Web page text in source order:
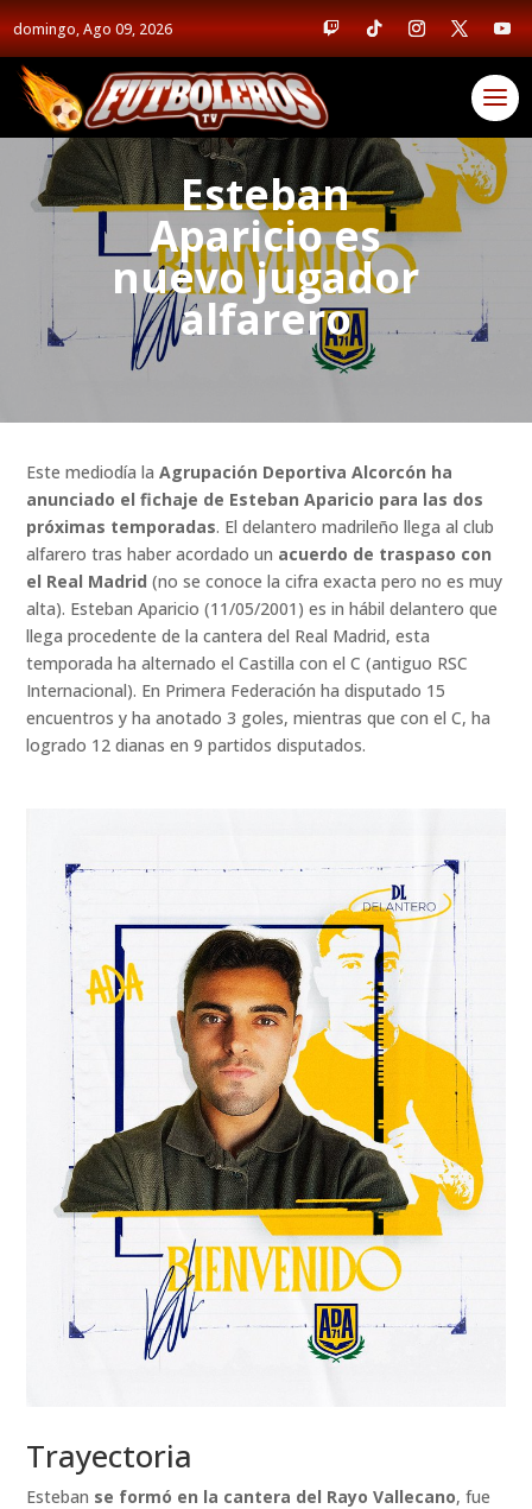
domingo, Ago 09, 2026
Esteban
Aparicio es
nuevo jugador
alfarero
Este mediodía laAgrupación Deportiva Alcorcón ha
anunciado el fichaje de Esteban Aparicio para las dos
próximas temporadas. El delantero madrileño llega al club
alfarero tras haber acordado un acuerdo de traspaso con
el Real Madrid (no se conoce la cifra exacta pero no es muy
alta). Esteban Aparicio (11/05/2001) es in hábil delantero que
llega procedente de la cantera del Real Madrid, esta
temporada ha alternado el Castilla con el C (antiguo RSC
Internacional). En Primera Federación ha disputado 15
encuentros y ha anotado 3 goles, mientras que con el C, ha
logrado 12 dianas en 9 partidos disputados.
Trayectoria
Esteban se formó en la cantera del Rayo Vallecano, fue